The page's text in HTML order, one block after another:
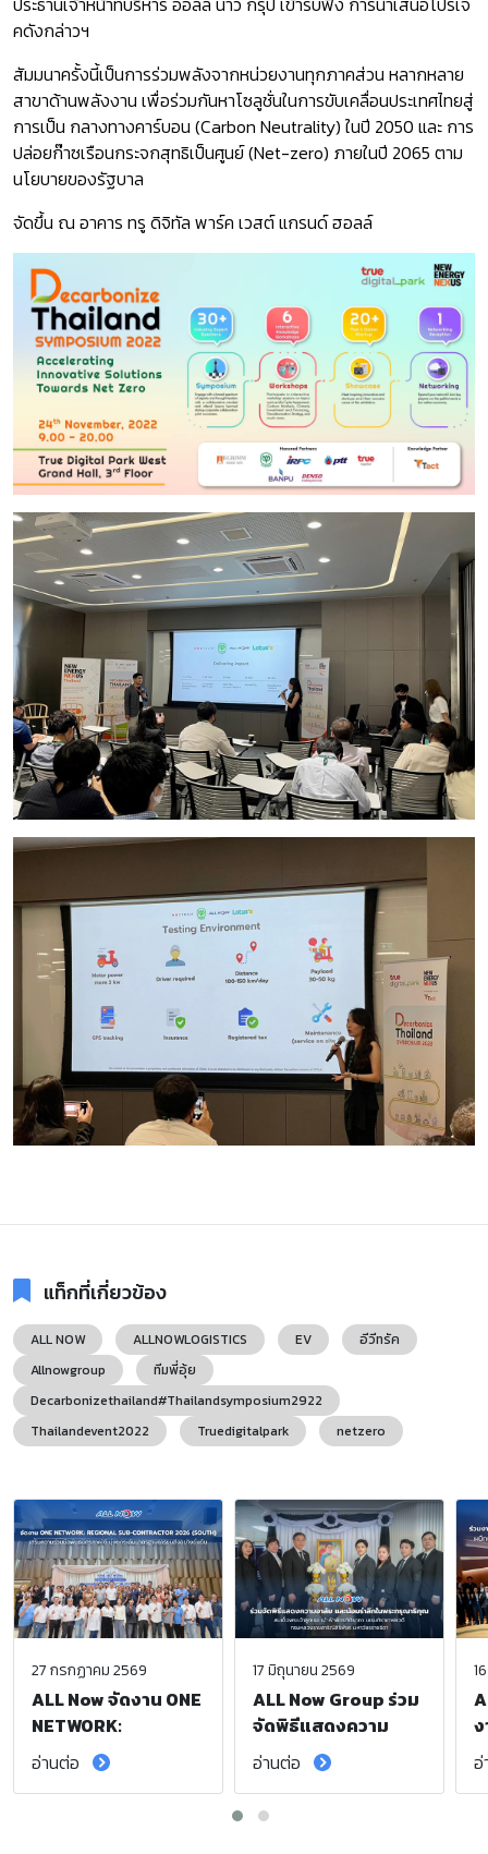
คดังกล่าวฯ
สัมมนาครั้งนี้เป็นการร่วมพลังจากหน่วยงานทุกภาคส่วน หลากหลาย
สาขาด้านพลังงาน เพื่อร่วมกันหาโซลูชั่นในการขับเคลื่อนประเทศไทยสู่
การเป็น กลางทางคาร์บอน (Carbon Neutrality) ในปี 2050 และ การ
ปล่อยก๊าซเรือนกระจกสุทธิเป็นศูนย์ (Net-zero) ภายในปี 2065 ตาม
นโยบายของรัฐบาล
จัดขึ้น ณ อาคาร ทรู ดิจิทัล พาร์ค เวสต์ แกรนด์ ฮอลล์
แท็กที่เกี่ยวข้อง
ALL NOW ALLNOWLOGISTICS EV
อีวีทรัค
Allnowgroup
ทีมพี่อุ้ย
Decarbonizethailand#Thailandsymposium2922
Thailandevent2022
Truedigitalpark netzero
27 กรกฏาคม 2569
ALL Now จัดงาน ONE
NETWORK:
Regional Sub-
Contractor 2026
อ่านต่อ
17 มิถุนายน 2569
ALL Now Group ร่วม
จัดพิธีแสดงความ
อาลัย และน้อมรำลึก
ในพระกรุณาธิคุณ
สมเด็จพระเจ้าลูกเธอ
เจ้าฟ้าพัชรกิติยาภา
อ่านต่อ